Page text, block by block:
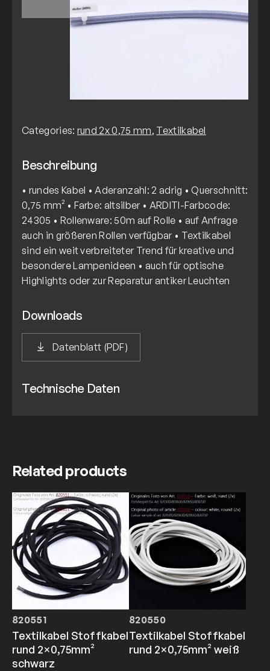
Categories: rund 2x 0,75 mm, Textilkabel
Beschreibung
• rundes Kabel • Aderanzahl: 2 adrig • Querschnitt:
0,75 mm² • Farbe: altsilber • ARDITI-Farbcode:
24305 • Rollenware: 50m auf Rolle • auf Anfrage
auch in größeren Rollen verfügbar • Textilkabel
sind ein weit verbreiteter Trend für kreative und
besondere Lampenideen • auch für optische
Highlights oder zur Reparatur antiker Leuchten
Downloads
Datenblatt (PDF)
Technische Daten
Related products
820551
Textilkabel Stoffkabel
rund 2×0,75mm²
schwarz
820550
Textilkabel Stoffkabel
rund 2×0,75mm² weiß